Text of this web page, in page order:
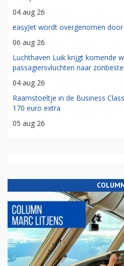
04 aug 26
easyJet wordt overgenomen
06 aug 26
Luchthaven Luik krijgt komende
passagiersvluchten naar
04 aug 26
Raamstoeltje in de Business
170 euro extra
05 aug 26